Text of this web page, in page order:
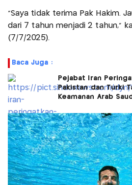
"Saya tidak terima Pak Hakim.
dari 7 tahun menjadi 2 tahun,"
(7/7/2025).
Baca Juga :
Pejabat Iran
Pakistan dan Turki
Keamanan Arab